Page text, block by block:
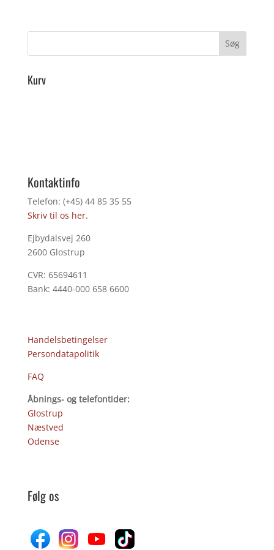
Kurv
Kontaktinfo
Telefon: (+45) 44 85 35 55
Skriv til os her.
Ejbydalsvej 260
2600 Glostrup
CVR: 65694611
Bank: 4440-000 658 6600
Handelsbetingelser
Persondatapolitik
FAQ
Åbnings- og telefontider:
Glostrup
Næstved
Odense
Følg os